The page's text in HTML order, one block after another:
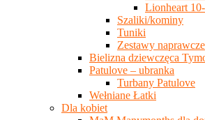
Lionheart
Szaliki/kominy
Tuniki
Zestawy naprawcze
Bielizna dziewczęca
Patulove – ubranka
Turbany Patulove
Wełniane Łatki
Dla kobiet